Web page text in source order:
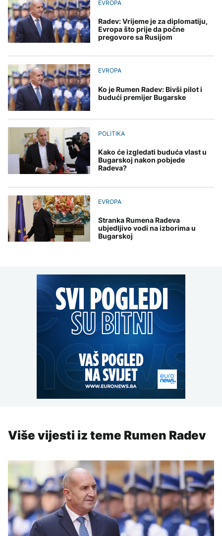
DRUŠTVO
Počela isplata penzija u
smanjuje proizvodnju
zbog niskog vodostaja i
visokih temperatura
Redovi na aerodromima i
EU: Koja je svrha EES
sistema ako se isključuje
čim je preopterećen?
svjetskom tržištu, hoće li
se to odraziti na BiH
djece moraju platiti 942
Rat i pijesak prijete
drevnim piramidama
albumu
EVROPA
Radev: Vrijeme je za diplomatiju,
Evropa što prije da počne
pregovore sa Rusijom
EVROPA
Ko je Rumen Radev: Bivši pilot i
budući premijer Bugarske
POLITIKA
Kako će izgledati buduća vlast u
Bugarskoj nakon pobjede
Radeva?
EVROPA
Stranka Rumena Radeva
ubjedljivo vodi na izborima u
Bugarskoj
Više vijesti iz teme Rumen Radev